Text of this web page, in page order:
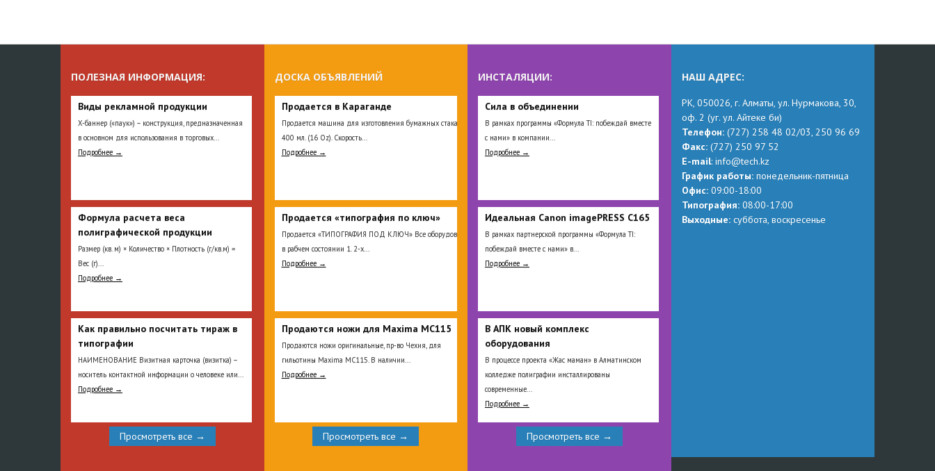
ПОЛЕЗНАЯ ИНФОРМАЦИЯ:
Виды рекламной продукции
Х-баннер («паук») – конструкция, предназначенная
в основном для использования в торговых...
Подробнее →
Формула расчета веса
полиграфической продукции
Размер (кв. м) × Количество × Плотность (г/кв.м) =
Вес (г)...
Подробнее →
Как правильно посчитать тираж в
типографии
НАИМЕНОВАНИЕ Визитная карточка (визитка) –
носитель контактной информации о человеке или...
Подробнее →
Просмотреть все →
ДОСКА ОБЪЯВЛЕНИЙ
Продается в Караганде
Продается машина для изготовления бумажных стаканов
400 мл. (16 Oz). Скорость...
Подробнее →
Продается «типография по ключ»
Продается «ТИПОГРАФИЯ ПОД КЛЮЧ» Все оборудование
в рабчем состоянии 1. 2-х...
Подробнее →
Продаются ножи для Maxima MC115
Продаются ножи оригинальные, пр-во Чехия, для
гильотины Maxima MC115. В наличии...
Подробнее →
Просмотреть все →
ИНСТАЛЯЦИИ:
Сила в объединении
В рамках программы «Формула TI: побеждай вместе
с нами» в компании...
Подробнее →
Идеальная Сanon imagePRESS C165
В рамках партнерской программы «Формула TI:
побеждай вместе с нами» в...
Подробнее →
В АПК новый комплекс
оборудования
В процессе проекта «Жас маман» в Алматинском
колледже полиграфии инсталлированы
современные...
Подробнее →
Просмотреть все →
НАШ АДРЕС:
РК, 050026, г. Алматы, ул. Нурмакова, 30,
оф. 2 (уг. ул. Айтеке би)
Телефон: (727) 258 48 02/03, 250 96 69
Факс: (727) 250 97 52
Е-mail: info@tech.kz
График работы:понедельник-пятница
Офис:09:00-18:00
Типография:08:00-17:00
Выходные:суббота, воскресенье